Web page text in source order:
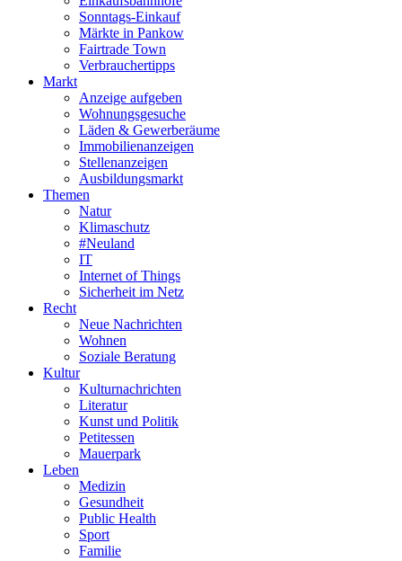
Sonntags-Einkauf
Märkte in Pankow
Fairtrade Town
Verbrauchertipps
Markt
Anzeige aufgeben
Wohnungsgesuche
Läden & Gewerberäume
Immobilienanzeigen
Stellenanzeigen
Ausbildungsmarkt
Themen
Natur
Klimaschutz
#Neuland
IT
Internet of Things
Sicherheit im Netz
Recht
Neue Nachrichten
Wohnen
Soziale Beratung
Kultur
Kulturnachrichten
Literatur
Kunst und Politik
Petitessen
Mauerpark
Leben
Medizin
Gesundheit
Public Health
Sport
Familie